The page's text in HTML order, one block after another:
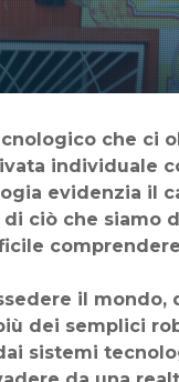
individuale
evidenzia il
ciò che siamo
il
dei semplici
sistemi